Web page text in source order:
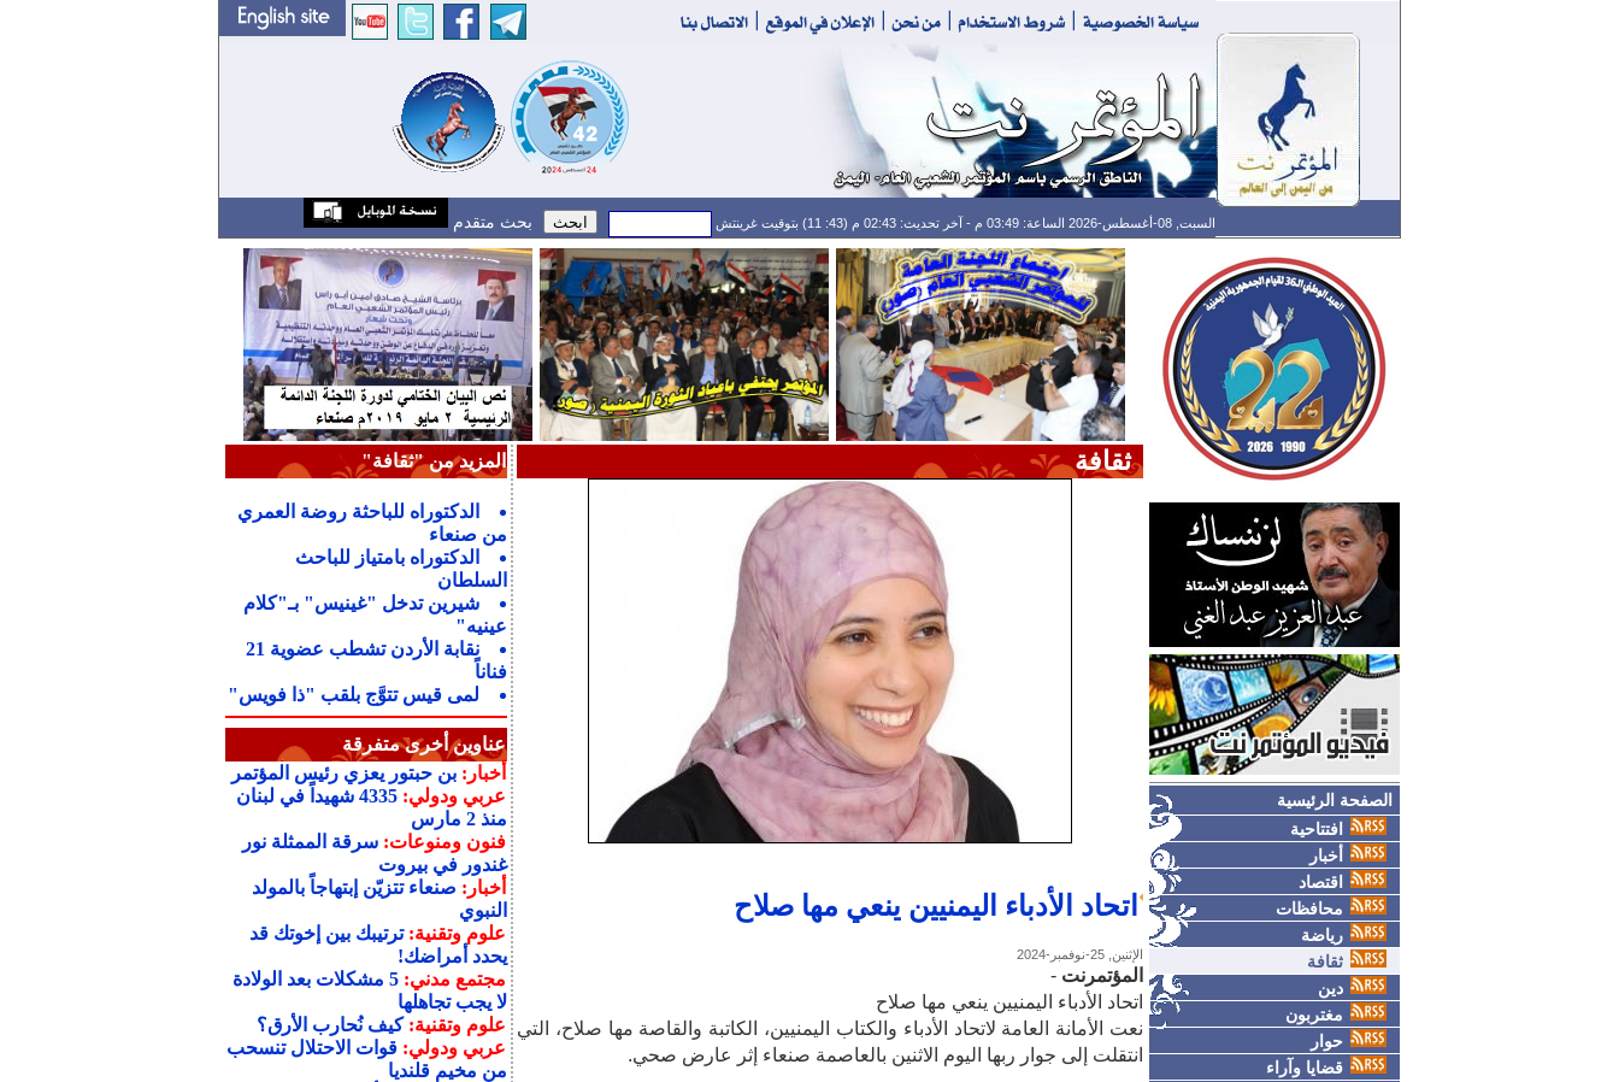
السبت, 08-أغسطس-2026 الساعة: 03:49 م - آخر تحديث: 02:43 م (43: 11) بتوقيت غرينتش بحث متقدم
الصفحة الرئيسية
افتتاحية
أخبار
اقتصاد
محافظات
رياضة
ثقافة
دين
مغتربون
حوار
قضايا وآراء
ثقافة
اتحاد الأدباء اليمنيين ينعي مها صلاح
الإثنين, 25-نوفمبر-2024
المؤتمرنت -
اتحاد الأدباء اليمنيين ينعي مها صلاح
نعت الأمانة العامة لاتحاد الأدباء والكتاب اليمنيين، الكاتبة والقاصة مها صلاح، التي
انتقلت إلى جوار ربها اليوم الاثنين بالعاصمة صنعاء إثر عارض صحي.
المزيد من "ثقافة"
الدكتوراه للباحثة روضة العمري
من صنعاء
الدكتوراه بامتياز للباحث
السلطان
شيرين تدخل "غينيس" بـ"كلام
عينيه"
نقابة الأردن تشطب عضوية 21
فناناً
لمى قيس تتوَّج بلقب "ذا فويس"
عناوين أخرى متفرقة
أخبار:بن حبتور يعزي رئيس المؤتمر
عربي ودولي:
4335 شهيداً في لبنان
منذ 2 مارس
فنون ومنوعات:سرقة الممثلة نور
غندور في بيروت
أخبار: صنعاء تتزيّن إبتهاجاً بالمولد
النبوي
علوم وتقنية:ترتيبك بين إخوتك قد
يحدد أمراضك!
مجتمع مدني:
5 مشكلات بعد الولادة
لا يجب تجاهلها
علوم وتقنية:كيف نُحارب الأرق؟
عربي ودولي:قوات الاحتلال تنسحب
من مخيم قلنديا